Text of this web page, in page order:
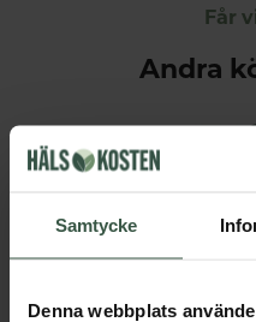
Samtycke
Denna webbplats
Får
Andra